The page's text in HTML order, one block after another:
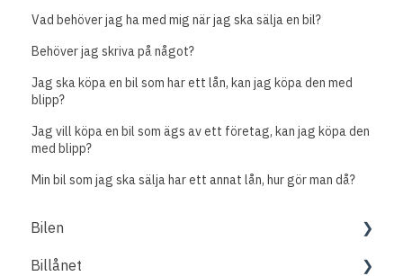
Vad behöver jag ha med mig när jag ska sälja en bil?
Behöver jag skriva på något?
Jag ska köpa en bil som har ett lån, kan jag köpa den med
blipp?
Jag vill köpa en bil som ägs av ett företag, kan jag köpa den
med blipp?
Min bil som jag ska sälja har ett annat lån, hur gör man då?
Bilen
Fordon
Billånet